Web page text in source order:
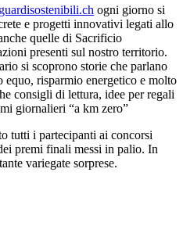
ogni giorno si
e progetti innovativi legati allo
quelle di Sacrificio
presenti sul nostro territorio.
si scoprono storie che parlano
risparmio energetico e molto
consigli di lettura, idee per regali
giornalieri “a km zero”
tutti i partecipanti ai concorsi
premi finali messi in palio. In
variegate sorprese.